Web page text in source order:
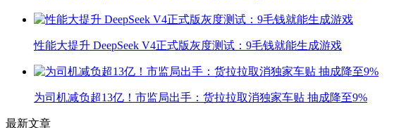
性能大提升 DeepSeek V4正式版灰度测试：9毛钱就能生成游戏
为司机减负超13亿！市监局出手：货拉拉取消独家车贴 抽成降至9%
最新文章